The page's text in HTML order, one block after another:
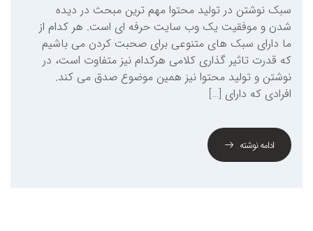
سبک نوشتن در تولید محتوا مهم ترین مبحث در دیده
شدن و موفقیت یک وب سایت حرفه ای است. هر کدام از
ما دارای سبک های متنوعی برای صحبت کردن می باشیم
که قدرت تاثیر گذاری کلامی هرکدام نیز متفاوت است، در
نوشتن و تولید محتوا نیز همین موضوع صدق می کند.
افرادی که دارای […]
ادامه نوشته